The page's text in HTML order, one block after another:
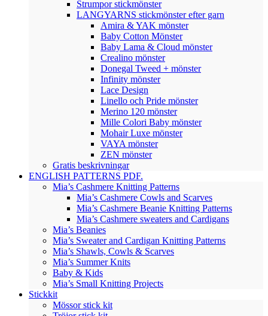
Strumpor stickmönster
LANGYARNS stickmönster efter garn
Amira & YAK mönster
Baby Cotton Mönster
Baby Lama & Cloud mönster
Crealino mönster
Donegal Tweed + mönster
Infinity mönster
Lace Design
Linello och Pride mönster
Merino 120 mönster
Mille Colori Baby mönster
Mohair Luxe mönster
VAYA mönster
ZEN mönster
Gratis beskrivningar
ENGLISH PATTERNS PDF.
Mia’s Cashmere Knitting Patterns
Mia’s Cashmere Cowls and Scarves
Mia’s Cashmere Beanie Knitting Patterns
Mia’s Cashmere sweaters and Cardigans
Mia’s Beanies
Mia’s Sweater and Cardigan Knitting Patterns
Mia’s Shawls, Cowls & Scarves
Mia’s Summer Knits
Baby & Kids
Mia’s Small Knitting Projects
Stickkit
Mössor stick kit